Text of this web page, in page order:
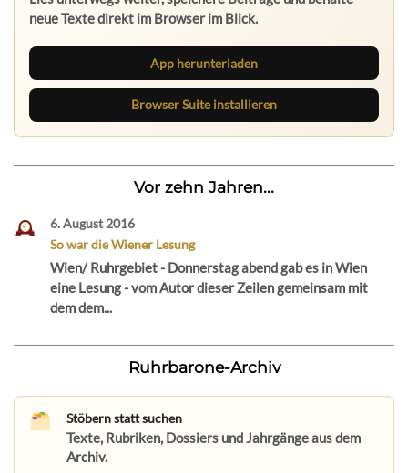
neue Texte direkt im Browser im Blick.
App herunterladen
Browser Suite installieren
Vor zehn Jahren...
6. August 2016
So war die Wiener Lesung
Wien/ Ruhrgebiet - Donnerstag abend gab es in Wien
eine Lesung - vom Autor dieser Zeilen gemeinsam mit
dem dem...
Ruhrbarone-Archiv
Stöbern statt suchen
Texte, Rubriken, Dossiers und Jahrgänge aus dem
Archiv.